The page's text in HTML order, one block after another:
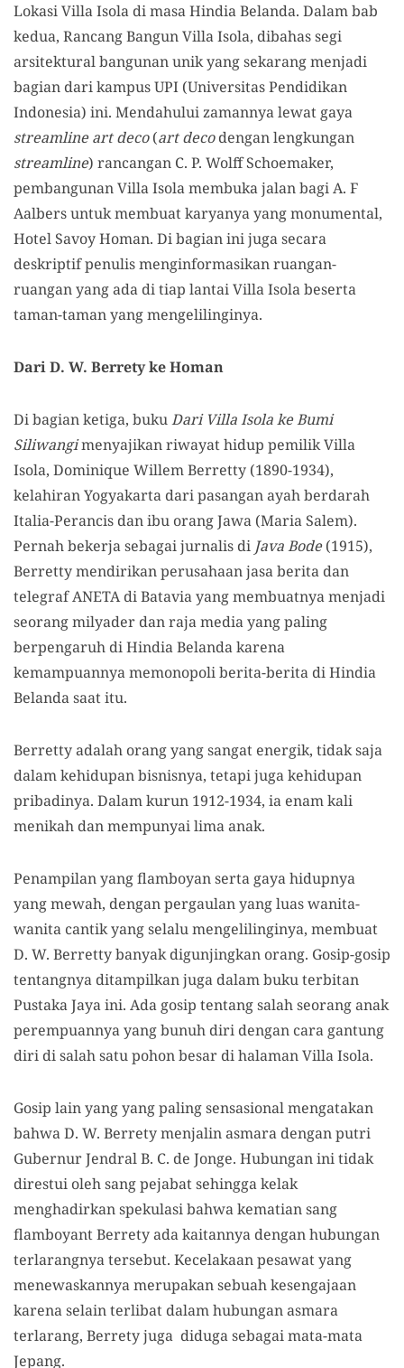
Lokasi Villa Isola di masa Hindia Belanda. Dalam bab
kedua, Rancang Bangun Villa Isola, dibahas segi
arsitektural bangunan unik yang sekarang menjadi
bagian dari kampus UPI (Universitas Pendidikan
Indonesia) ini. Mendahului zamannya lewat gaya
streamline art deco(art decodengan lengkungan
streamline) rancangan C. P. Wolff Schoemaker,
pembangunan Villa Isola membuka jalan bagi A. F
Aalbers untuk membuat karyanya yang monumental,
Hotel Savoy Homan. Di bagian ini juga secara
deskriptif penulis menginformasikan ruangan-
ruangan yang ada di tiap lantai Villa Isola beserta
taman-taman yang mengelilinginya.
Dari D. W. Berrety ke Homan
Di bagian ketiga, bukuDari Villa Isola ke Bumi
Siliwangimenyajikan riwayat hidup pemilik Villa
Isola, Dominique Willem Berretty (1890-1934),
kelahiran Yogyakarta dari pasangan ayah berdarah
Italia-Perancis dan ibu orang Jawa (Maria Salem).
Pernah bekerja sebagai jurnalis di Java Bode(1915),
Berretty mendirikan perusahaan jasa berita dan
telegraf ANETA di Batavia yang membuatnya menjadi
seorang milyader dan raja media yang paling
berpengaruh di Hindia Belanda karena
kemampuannya memonopoli berita-berita di Hindia
Belanda saat itu.
Berretty adalah orang yang sangat energik, tidak saja
dalam kehidupan bisnisnya, tetapi juga kehidupan
pribadinya. Dalam kurun 1912-1934, ia enam kali
menikah dan mempunyai lima anak.
Penampilan yang flamboyan serta gaya hidupnya
yang mewah, dengan pergaulan yang luas wanita-
wanita cantik yang selalu mengelilinginya, membuat
D. W. Berretty banyak digunjingkan orang. Gosip-gosip
tentangnya ditampilkan juga dalam buku terbitan
Pustaka Jaya ini. Ada gosip tentang salah seorang anak
perempuannya yang bunuh diri dengan cara gantung
diri di salah satu pohon besar di halaman Villa Isola.
Gosip lain yang yang paling sensasional mengatakan
bahwa D. W. Berrety menjalin asmara dengan putri
Gubernur Jendral B. C. de Jonge. Hubungan ini tidak
direstui oleh sang pejabat sehingga kelak
menghadirkan spekulasi bahwa kematian sang
flamboyant Berrety ada kaitannya dengan hubungan
terlarangnya tersebut. Kecelakaan pesawat yang
menewaskannya merupakan sebuah kesengajaan
karena selain terlibat dalam hubungan asmara
terlarang, Berrety juga diduga sebagai mata-mata
Jepang.